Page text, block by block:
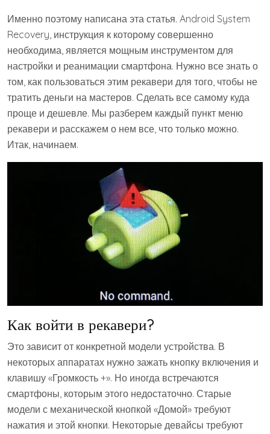
Именно поэтому написана эта статья. Android System
Recovery, инструкция к которому совершенно
необходима, является мощным инструментом для
настройки и реанимации смартфона. Нужно все знать о
том, как пользоваться этим рекавери для того, чтобы не
тратить деньги на мастеров. Сделать все самому куда
проще и дешевле. Мы разберем каждый пункт меню
рекавери и расскажем о нем все, что только можно.
Итак, начинаем.
Как войти в рекавери?
Это зависит от конкретной модели устройства. В
некоторых аппаратах нужно зажать кнопку включения и
клавишу «Громкость +». Но иногда встречаются
смартфоны, которым этого недостаточно. Старые
модели с механической кнопкой «Домой» требуют
нажатия и этой кнопки. Некоторые девайсы требуют